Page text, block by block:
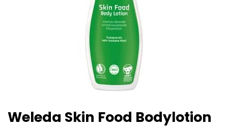
Weleda Skin Food Bodylotion